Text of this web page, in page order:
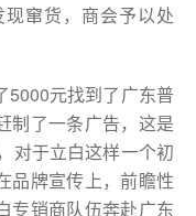
窜货，商会予以处
5000元找到了广东普
制了一条广告，这是
对于立白这样一个初
品牌宣传上，前瞻性
专销商队伍奔赴广东